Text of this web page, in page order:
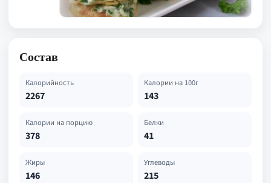
Состав
Калорийность
2267
Калории на 100г
143
Калории на порцию
378
Белки
41
Жиры
146
Углеводы
215